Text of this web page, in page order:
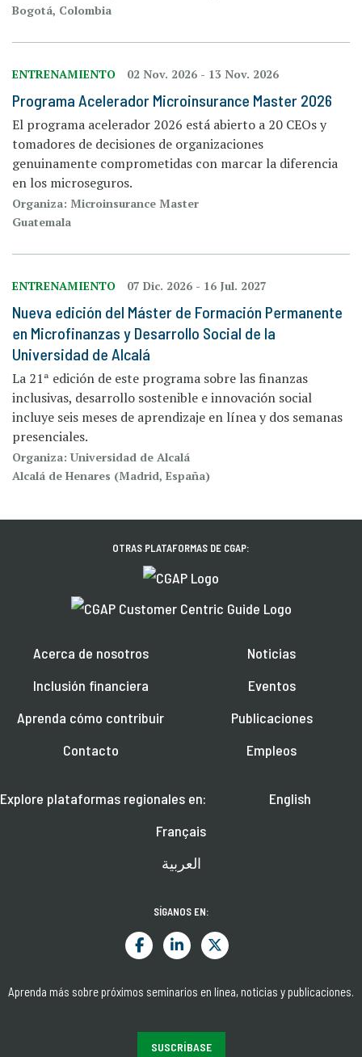
Bogotá, Colombia
ENTRENAMIENTO 02 Nov. 2026 - 13 Nov. 2026
Programa Acelerador Microinsurance Master 2026
El programa acelerador 2026 está abierto a 20 CEOs y
tomadores de decisiones de organizaciones
genuinamente comprometidas con marcar la diferencia
en los microseguros.
Organiza: Microinsurance Master
Guatemala
ENTRENAMIENTO 07 Dic. 2026 - 16 Jul. 2027
Nueva edición del Máster de Formación Permanente
en Microfinanzas y Desarrollo Social de la
Universidad de Alcalá
La 21ª edición de este programa sobre las finanzas
inclusivas, desarrollo sostenible e innovación social
incluye seis meses de aprendizaje en línea y dos semanas
presenciales.
Organiza: Universidad de Alcalá
Alcalá de Henares (Madrid, España)
OTRAS PLATAFORMAS DE CGAP:
Acerca de nosotros
Inclusión financiera
Aprenda cómo contribuir
Contacto
Noticias
Eventos
Publicaciones
Empleos
Explore plataformas regionales en:
English
Français
العربية
SÍGANOS EN:
Aprenda más sobre próximos seminarios en línea, noticias y publicaciones.
SUSCRÍBASE